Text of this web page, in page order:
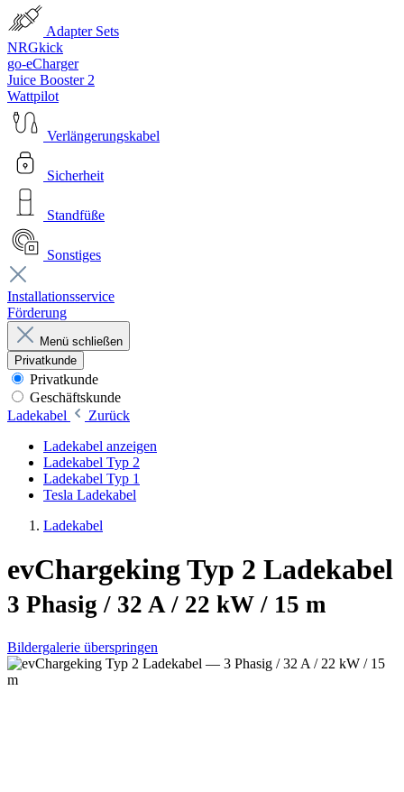
Adapter Sets
NRGkick
go-eCharger
Juice Booster 2
Wattpilot
Verlängerungskabel
Sicherheit
Standfüße
Sonstiges
Installationsservice
Förderung
Menü schließen
Privatkunde
Privatkunde
Geschäftskunde
Ladekabel
Zurück
Ladekabel anzeigen
Ladekabel Typ 2
Ladekabel Typ 1
Tesla Ladekabel
Ladekabel
evChargeking Typ 2 Ladekabel
3 Phasig / 32 A / 22 kW / 15 m
Bildergalerie überspringen